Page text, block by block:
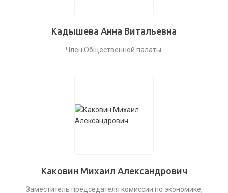
Кадышева Анна Витальевна
Член Общественной палаты.
Каковин Михаил Александрович
Заместитель председателя комиссии по экономике,